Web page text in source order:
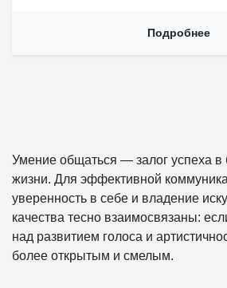
магазин в Московской области. На запуск
Подробнее
Умение общаться — залог успеха в
жизни. Для эффективной
уверенность в себе и владение
качества тесно взаимосвязаны:
над развитием голоса и
более открытым и смелым.